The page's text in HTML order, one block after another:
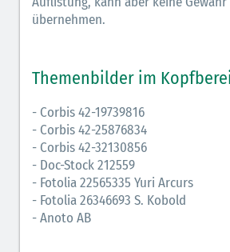
übernehmen.
Themenbilder im
- Corbis 42-19739816
- Corbis 42-25876834
- Corbis 42-32130856
- Doc-Stock 212559
- Fotolia 22565335 Yuri Arcurs
- Fotolia 26346693 S. Kobold
- Anoto AB